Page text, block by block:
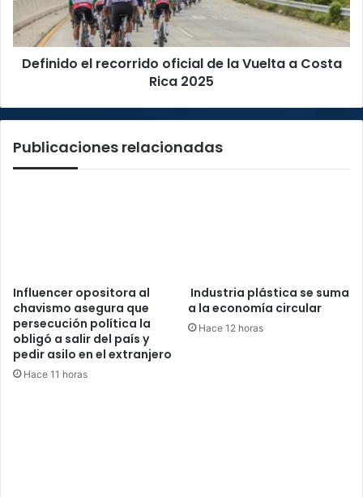
Vuelta
a
Costa
Rica
Definido el recorrido oficial de la Vuelta a Costa
Rica 2025
Publicaciones relacionadas
Influencer opositora al
chavismo asegura que
persecución política la
obligó a salir del país y
pedir asilo en el extranjero
Hace 11 horas
Industria plástica se suma
a la economía circular
Hace 12 horas